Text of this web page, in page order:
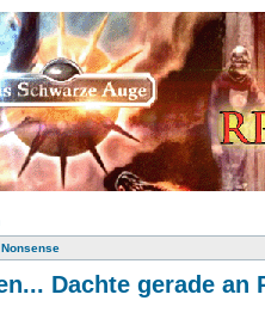
Nonsense
Dachte gerade an